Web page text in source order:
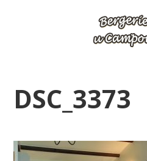
DSC_3373